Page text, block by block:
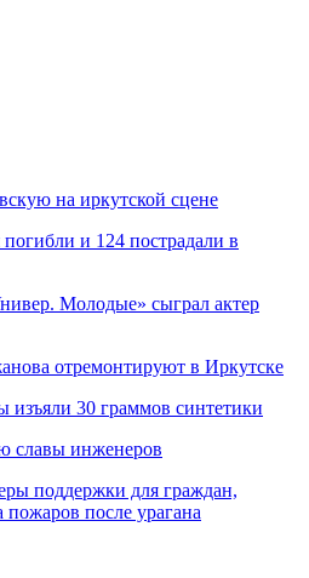
на иркутской сцене
и 124 пострадали в
Молодые» сыграл актер
отремонтируют в Иркутске
изъяли 30 граммов синтетики
славы инженеров
поддержки для граждан,
пожаров после урагана